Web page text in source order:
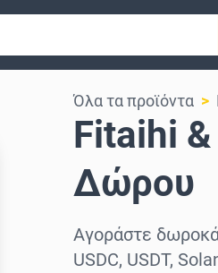
Όλα τα προϊόντα
Fitaihi
Δώρου
Αγοράστε
USDC, USDT,